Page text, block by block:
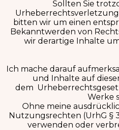
Sollten Sie
bitten wir um einen
Bekanntwerden von
wir derartige Inhalte
Ich mache darauf
und Inhalte auf
dem
Werke
Ohne meine
Nutzungsrechten (UrhG §
verwenden oder